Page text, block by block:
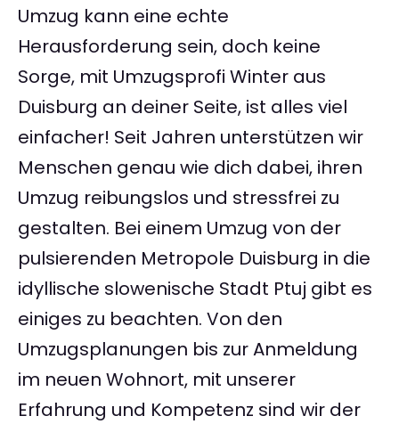
Umzug kann eine echte
Herausforderung sein, doch keine
Sorge, mit Umzugsprofi Winter aus
Duisburg an deiner Seite, ist alles viel
einfacher! Seit Jahren unterstützen wir
Menschen genau wie dich dabei, ihren
Umzug reibungslos und stressfrei zu
gestalten. Bei einem Umzug von der
pulsierenden Metropole Duisburg in die
idyllische slowenische Stadt Ptuj gibt es
einiges zu beachten. Von den
Umzugsplanungen bis zur Anmeldung
im neuen Wohnort, mit unserer
Erfahrung und Kompetenz sind wir der